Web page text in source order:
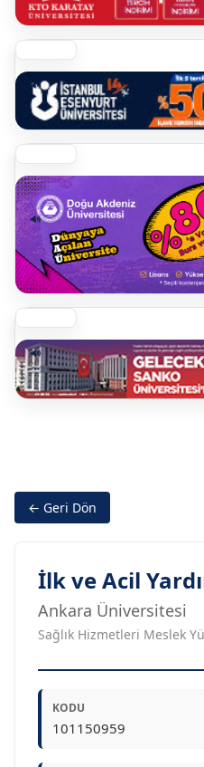
← Geri Dön
İlk ve Acil
Ankara Üniversitesi
Sağlık Hizmetleri Meslek
KODU
101150959